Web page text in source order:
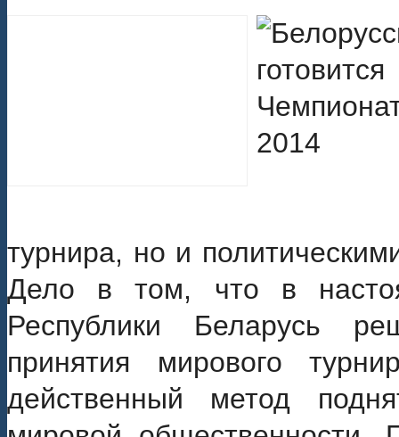
турнира, но и
Дело в том, что в
Республики Беларусь
принятия мирового
действенный метод